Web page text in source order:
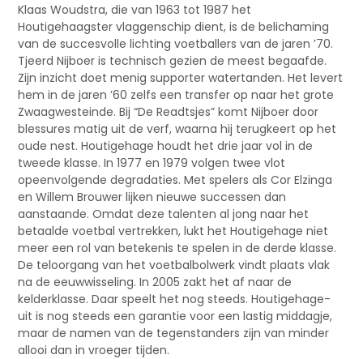
Klaas Woudstra, die van 1963 tot 1987 het
Houtigehaagster vlaggenschip dient, is de belichaming
van de succesvolle lichting voetballers van de jaren ’70.
Tjeerd Nijboer is technisch gezien de meest begaafde.
Zijn inzicht doet menig supporter watertanden. Het levert
hem in de jaren ’60 zelfs een transfer op naar het grote
Zwaagwesteinde. Bij “De Readtsjes” komt Nijboer door
blessures matig uit de verf, waarna hij terugkeert op het
oude nest. Houtigehage houdt het drie jaar vol in de
tweede klasse. In 1977 en 1979 volgen twee vlot
opeenvolgende degradaties. Met spelers als Cor Elzinga
en Willem Brouwer lijken nieuwe successen dan
aanstaande. Omdat deze talenten al jong naar het
betaalde voetbal vertrekken, lukt het Houtigehage niet
meer een rol van betekenis te spelen in de derde klasse.
De teloorgang van het voetbalbolwerk vindt plaats vlak
na de eeuwwisseling. In 2005 zakt het af naar de
kelderklasse. Daar speelt het nog steeds. Houtigehage-
uit is nog steeds een garantie voor een lastig middagje,
maar de namen van de tegenstanders zijn van minder
allooi dan in vroeger tijden.